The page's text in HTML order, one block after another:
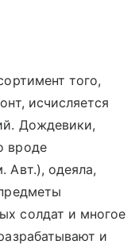
того,
исчисляется
Дождевики,
вроде
Авт.), одеяла,
солдат и многое
и